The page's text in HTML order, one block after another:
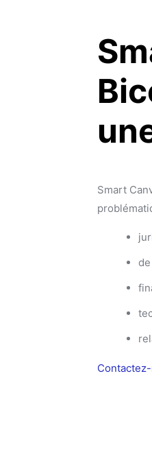
Smart